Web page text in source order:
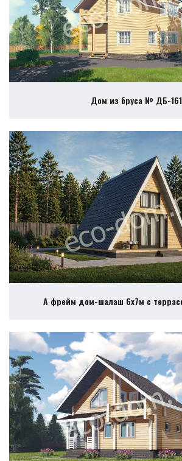
Дом из бруса № ДБ-161
А фрейм дом-шалаш 6х7м с